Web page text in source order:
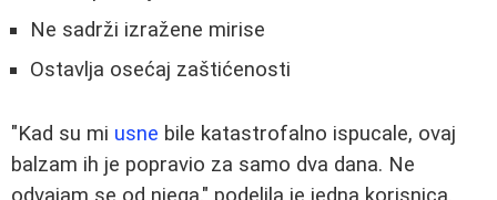
Ne sadrži izražene mirise
Ostavlja osećaj zaštićenosti
"Kad su mi usne bile katastrofalno ispucale, ovaj
balzam ih je popravio za samo dva dana. Ne
odvajam se od njega," podelila je jedna korisnica.